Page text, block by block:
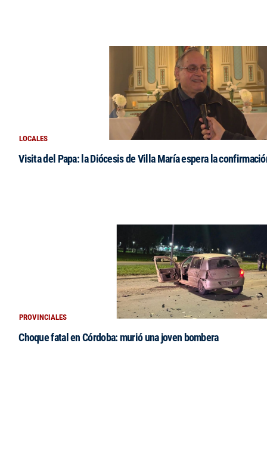
LOCALES
Visita del Papa: la Diócesis de Villa María espera la
PROVINCIALES
Choque fatal en Córdoba: murió una joven bombera